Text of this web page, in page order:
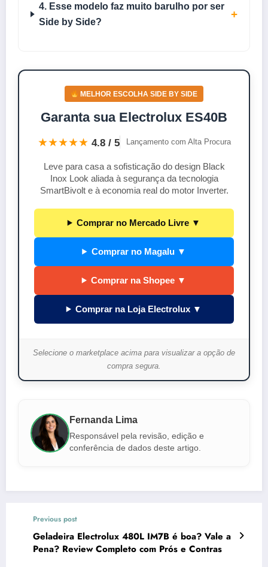
4. Esse modelo faz muito barulho por ser
Side by Side?
+
MELHOR ESCOLHA SIDE BY SIDE
Garanta sua Electrolux ES40B
★★★★★ 4.8 / 5 Lançamento com Alta Procura
Leve para casa a sofisticação do design Black
Inox Look aliada à segurança da tecnologia
SmartBivolt e à economia real do motor Inverter.
Comprar no Mercado Livre ▼
Comprar no Magalu ▼
Comprar na Shopee ▼
Comprar na Loja Electrolux ▼
Selecione o marketplace acima para visualizar a opção de
compra segura.
Fernanda Lima
Responsável pela revisão, edição e
conferência de dados deste artigo.
Previous post
Geladeira Electrolux 480L IM7B é boa? Vale a
Pena? Review Completo com Prós e Contras